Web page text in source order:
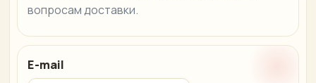
вопросам доставки.
E-mail